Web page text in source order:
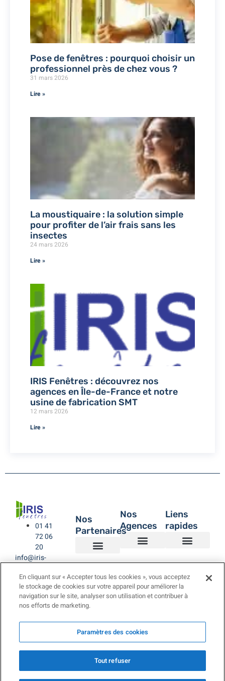
Pose de fenêtres : pourquoi choisir un
professionnel près de chez vous ?
31 mars 2026
Lire »
La moustiquaire : la solution simple
pour profiter de l’air frais sans les
insectes
24 mars 2026
Lire »
IRIS Fenêtres : découvrez nos
agences en Île-de-France et notre
usine de fabrication SMT
12 mars 2026
Lire »
01 41
72 06
20
info@iris-
Nos
Partenaires
Nos
Agences
Liens
rapides
En cliquant sur « Accepter tous les cookies », vous acceptez
le stockage de cookies sur votre appareil pour améliorer la
navigation sur le site, analyser son utilisation et contribuer à
nos efforts de marketing.
Paramètres des cookies
Tout refuser